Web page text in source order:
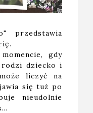
przedstawia
gdy
rodzi dziecko i
liczyć na
się tuż po
nieudolnie